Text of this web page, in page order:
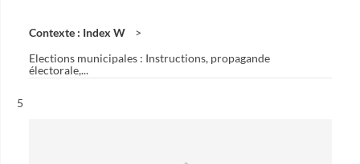
Contexte : Index W
Elections municipales : Instructions, propagande
électorale,...
Résultat n°
5